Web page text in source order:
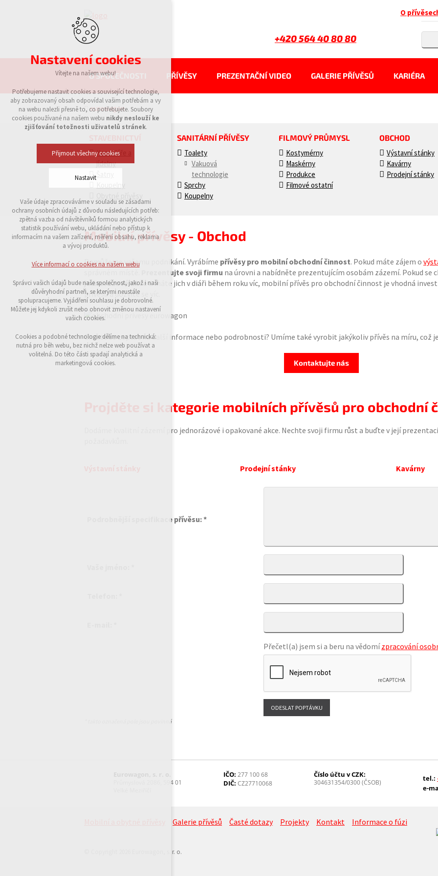
O
+420 564 40 80 80
O SPOLEČNOSTI PŘÍVĚSY PREZENTAČNÍ VIDEO GALERIE PŘÍVĚSŮ KARIÉRA
eurowagon
Kanceláře a
jídelny
SANITÁRNÍ PŘÍVĚSY
Toalety
Vakuová
technologie
Sprchy
Koupelny
FILMOVÝ PRŮMYSL
Kostymérny
Maskérny
Produkce
Filmové ostatní
OBCHOD
Výstavní stánky
Kavárny
Prodejní stánky
Mobilní přívěsy - Obchod
Pomůžeme vašemu podnikání. Vyrábíme přívěsy pro mobilní obchodní činnost. Pokud máte zájem o
Prezentujte svoji firmu na úrovni a nabídněte prezentujícím osobám zázemí. Pokud se
jednorázové akce a máte jich v diáři během roku víc, mobilní přívěs pro obchodní činnost je vhodná
přívěsů a dozvíte se víc.
Chcete se zeptat na další informace nebo podrobnosti? Umíme také vyrobit jakýkoliv přívěs na míru, což
Kontaktujte nás
Projděte si kategorie mobilních přívěsů pro obchodní
Dodáme kvalitní zázemí pro jednorázové i opakované akce. Nechte svoji firmu růst a buďte v její
Prodejní stánky Kavárny
Podrobnější specifikace přívěsu: *
Přečetl(a) jsem si a beru na vědomízpracování
* takto označená pole jsou povinná
Průmyslová 2086, 594 01
IČO: 277 100 68
DIČ: CZ27710068
Číslo účtu v CZK:
304631354/0300 (ČSOB) tel.:
e-
Galerie přívěsů Časté dotazy Projekty Kontakt Informace o fúzi
© Copyright 2026 Eurowagon, s. r. o.
Nastavení cookies
Vítejte na našem webu!
Potřebujeme nastavit cookies a související technologie,
aby zobrazovaný obsah odpovídal vašim potřebám a vy
na webu nalezli přesně to, co potřebujete. Soubory
cookies používané na našem webu nikdy neslouží ke
zjišťování totožnosti uživatelů stránek.
Přijmout všechny cookies
Nastavit
Technická cookies
nutná pro provozování webu
udržení kontextu stránek (session): případná
přihlášení, volby jazyka, apod.
analytická pro anonymizované vyhodnocení
návštěvnosti
marketingová cookies (Google)
Více informací o cookies na našem webu
Odmítnout vše
Vaše údaje zpracováváme v souladu se zásadami
ochrany osobních údajů z důvodu následujících potřeb:
zpětná vazba od návštěvníků formou analytických
statistik používání webu, ukládání nebo přístup k
informacím na vašem zařízení, měření obsahu, reklama
a vývoj produktů.
Více informací o cookies na našem webu
Správci vašich údajů bude naše společnost, jakož i naši
důvěryhodní partneři, se kterými neustále
spolupracujeme. Vyjádření souhlasu je dobrovolné.
Můžete jej kdykoli zrušit nebo obnovit změnou nastavení
vašich cookies.
Cookies a podobné technologie dělíme na technická:
nutná pro běh webu, bez nichž nelze web používat a
volitelná. Do této části spadají analytická a
marketingová cookies.